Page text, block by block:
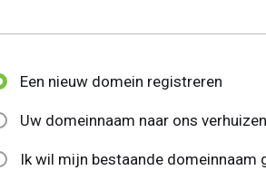
Een nieuw domein registreren
Uw domeinnaam naar ons verhuizen
Ik wil mijn bestaande domeinnaam